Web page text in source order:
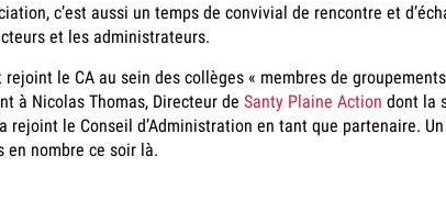
c’est aussi un temps de convivial de rencontre et
et les administrateurs.
le CA au sein des collèges « membres de groupements
à Nicolas Thomas, Directeur de Santy Plaine Action dont la
rejoint le Conseil d’Administration en tant que partenaire.
en nombre ce soir là.